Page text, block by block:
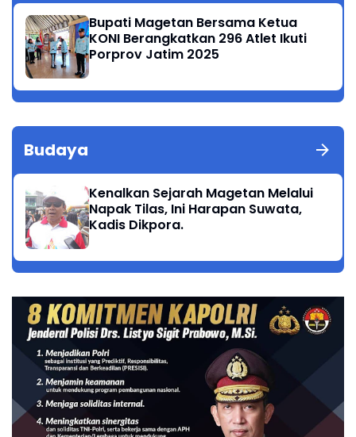
Bupati Magetan Bersama Ketua
KONI Berangkatkan 296 Atlet Ikuti
Porprov Jatim 2025
Budaya
Kenalkan Sejarah Magetan Melalui
Napak Tilas, Ini Harapan Suwata,
Kadis Dikpora.